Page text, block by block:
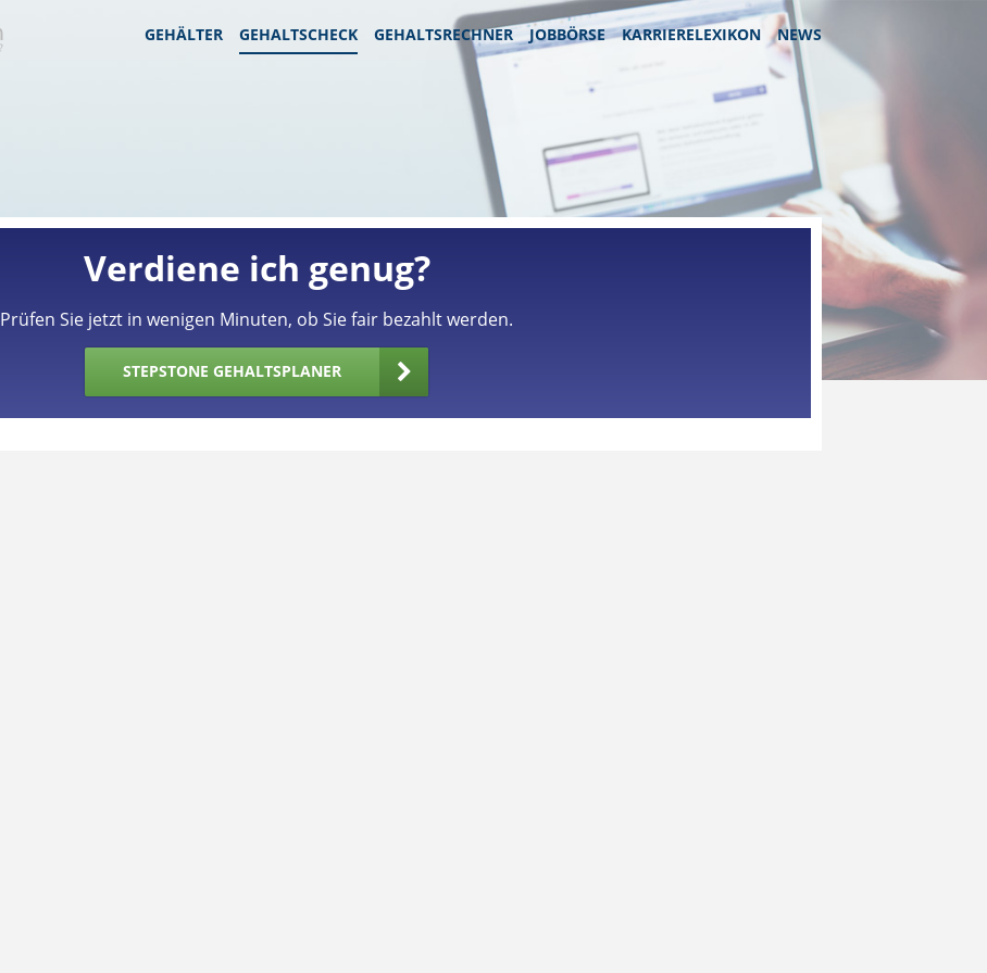
GEHÄLTER GEHALTSCHECK GEHALTSRECHNER JOBBÖRSE KARRIERELEXIKON NEWS
Verdiene ich genug?
Prüfen Sie jetzt in wenigen Minuten, ob Sie fair bezahlt werden.
STEPSTONE GEHALTSPLANER